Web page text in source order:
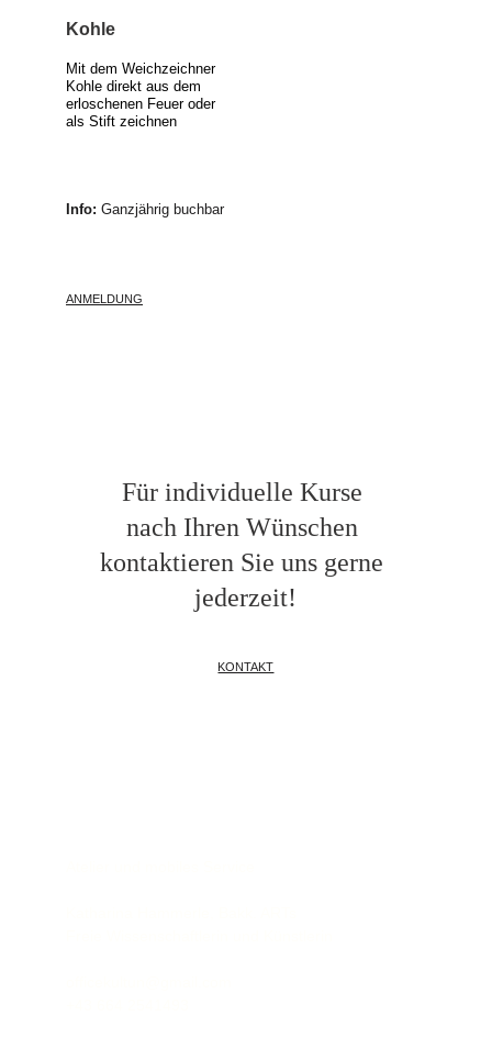
Kohle
Mit dem Weichzeichner
Kohle direkt aus dem
erloschenen Feuer oder
als Stift zeichnen
Info: Ganzjährig buchbar
ANMELDUNG
Für individuelle Kurse
nach Ihren Wünschen
kontaktieren Sie uns gerne
jederzeit!
KONTAKT